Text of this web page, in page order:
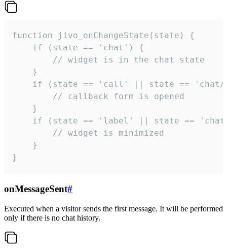
function jivo_onChangeState(state) {
    if (state == 'chat') {
        // widget is in the chat state
    }
if (state == 'call' || state ==
        // callback form is opened
    }
if (state == 'label' || state ==
        // widget is minimized
    }
}
onMessageSent#
Executed when a visitor sends the first message. It will be performed
only if there is no chat history.